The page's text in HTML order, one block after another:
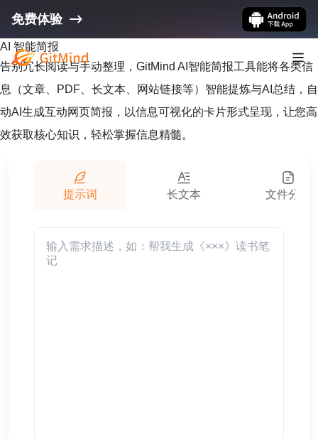
免费体验
AI 智能简报
告别冗长阅读与手动整理，GitMind AI智能简报工具能将各类信
息（文章、PDF、长文本、网站链接等）智能提炼与AI总结，自
动AI生成互动网页简报，以信息可视化的卡片形式呈现，让您高
效获取核心知识，轻松掌握信息精髓。
提示词 长文本 文件分析